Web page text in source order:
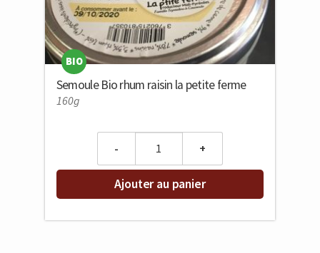
Semoule Bio rhum raisin la petite ferme
BIO
160g
Ajouter au panier